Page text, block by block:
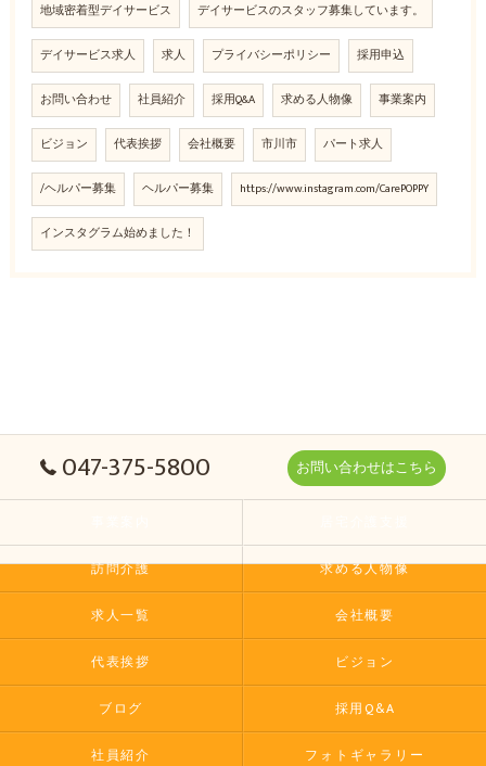
地域密着型デイサービス デイサービスのスタッフ募集しています。
デイサービス求人 求人 プライバシーポリシー 採用申込
お問い合わせ 社員紹介 採用Q&A 求める人物像 事業案内
ビジョン 代表挨拶 会社概要 市川市 パート求人
/ヘルパー募集 ヘルパー募集 https://www.instagram.com/CarePOPPY
インスタグラム始めました！
047-375-5800 お問い合わせはこちら
訪問介護 求める人物像
求人一覧 会社概要
代表挨拶 ビジョン
ブログ 採用Q&A
社員紹介 フォトギャラリー